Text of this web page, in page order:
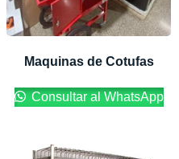
Maquinas de Cotufas
Consultar al WhatsApp